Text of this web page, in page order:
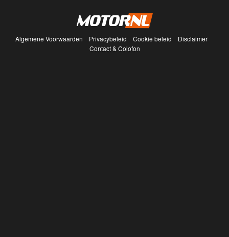
Algemene Voorwaarden Privacybeleid Cookie beleid
Disclaimer
Contact & Colofon